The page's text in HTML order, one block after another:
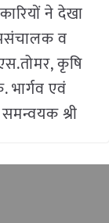
ने देखा
व
कृषि
भार्गव एवं
श्री